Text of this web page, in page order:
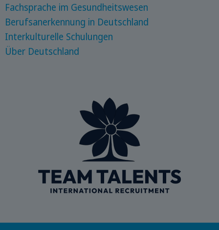
Fachsprache im Gesundheitswesen
Berufsanerkennung in Deutschland
Interkulturelle Schulungen
Über Deutschland